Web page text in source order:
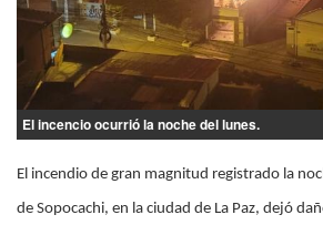
El incencio ocurrió la noche del lunes.
El incendio de gran magnitud registrado la
de Sopocachi, en la ciudad de La Paz, dejó